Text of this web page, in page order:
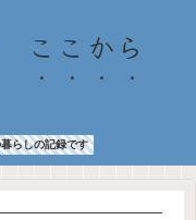
ここから
らしの記録です